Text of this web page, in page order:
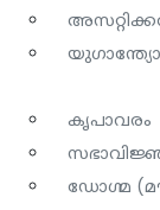
കൃപാവരം
ഡോഗ്മ